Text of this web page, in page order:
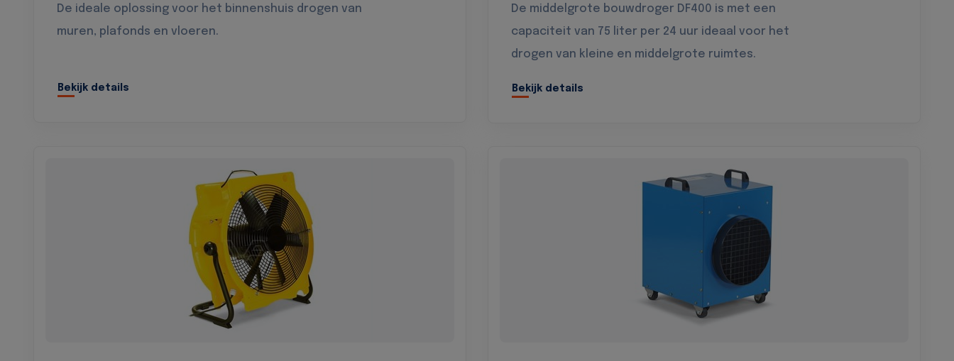
De ideale oplossing voor het binnenshuis drogen van
muren, plafonds en vloeren.
Bekijk details
De middelgrote bouwdroger DF400 is met een
capaciteit van 75 liter per 24 uur ideaal voor het
drogen van kleine en middelgrote ruimtes.
Bekijk details